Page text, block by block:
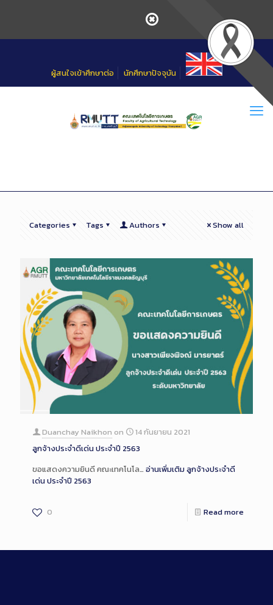
ผู้สนใจเข้าศึกษาต่อ นักศึกษาปัจจุบัน
Categories Tags Authors Show all
Duanchay Naikhon on
14 กันยายน 2021
ลูกจ้างประจำดีเด่น ประจำปี 2563
ขอแสดงความยินดี คณะเทคโนโล… อ่านเพิ่มเติมลูกจ้างประจำดี
เด่น ประจำปี 2563
0 Read more